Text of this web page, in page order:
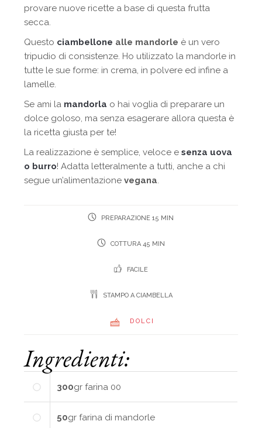
provare nuove ricette a base di questa frutta
secca.
Questo ciambellone alle mandorle è un vero
tripudio di consistenze. Ho utilizzato la mandorle in
tutte le sue forme: in crema, in polvere ed infine a
lamelle.
Se ami la mandorla o hai voglia di preparare un
dolce goloso, ma senza esagerare allora questa è
la ricetta giusta per te!
La realizzazione è semplice, veloce esenza uova
o burro! Adatta letteralmente a tutti, anche a chi
segue un’alimentazionevegana.
PREPARAZIONE 15 MIN
COTTURA 45 MIN
FACILE
STAMPO A CIAMBELLA
DOLCI
Ingredienti:
300gr farina 00
50gr farina di mandorle